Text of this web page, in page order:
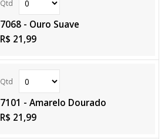
7068 - Ouro Suave
R$ 21,99
7101 - Amarelo Dourado
R$ 21,99